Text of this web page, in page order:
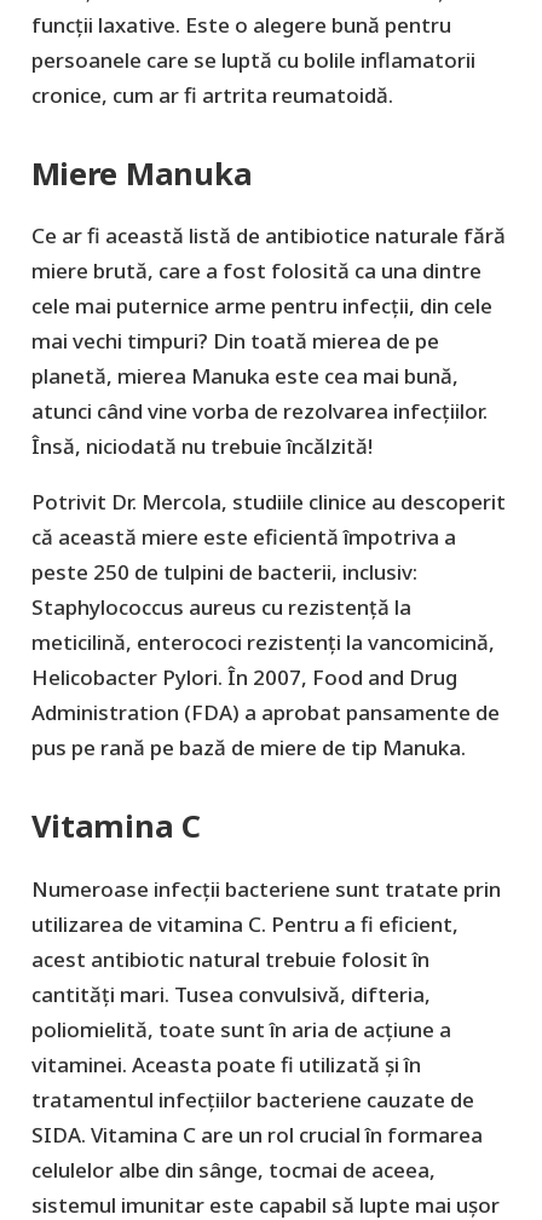
funcții laxative. Este o alegere bună pentru
persoanele care se luptă cu bolile inflamatorii
cronice, cum ar fi artrita reumatoidă.
Miere Manuka
Ce ar fi această listă de antibiotice naturale fără
miere brută, care a fost folosită ca una dintre
cele mai puternice arme pentru infecții, din cele
mai vechi timpuri? Din toată mierea de pe
planetă, mierea Manuka este cea mai bună,
atunci când vine vorba de rezolvarea infecțiilor.
Însă, niciodată nu trebuie încălzită!
Potrivit Dr. Mercola, studiile clinice au descoperit
că această miere este eficientă împotriva a
peste 250 de tulpini de bacterii, inclusiv:
Staphylococcus aureus cu rezistență la
meticilină, enterococi rezistenți la vancomicină,
Helicobacter Pylori. În 2007, Food and Drug
Administration (FDA) a aprobat pansamente de
pus pe rană pe bază de miere de tip Manuka.
Vitamina C
Numeroase infecții bacteriene sunt tratate prin
utilizarea de vitamina C. Pentru a fi eficient,
acest antibiotic natural trebuie folosit în
cantități mari. Tusea convulsivă, difteria,
poliomielită, toate sunt în aria de acțiune a
vitaminei. Aceasta poate fi utilizată și în
tratamentul infecțiilor bacteriene cauzate de
SIDA. Vitamina C are un rol crucial în formarea
celulelor albe din sânge, tocmai de aceea,
sistemul imunitar este capabil să lupte mai ușor